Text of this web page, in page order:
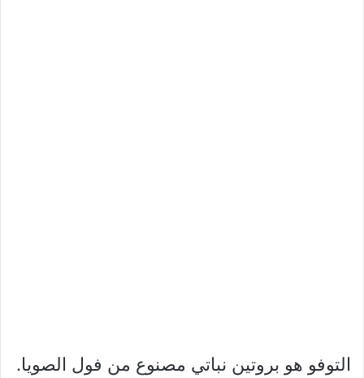
التوفو هو بروتين نباتي مصنوع من فول الصويا.